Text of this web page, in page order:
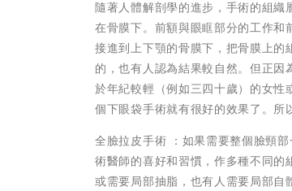
隨著人體解剖學的進步，手術的組
在骨膜下。前額與眼眶部分的工作
接進到上下顎的骨膜下，把骨膜上
的，也有人認為結果較自然。但正
於年紀較輕（例如三四十歲）的女
個下眼袋手術就有很好的效果了。所
全臉拉皮手術 ：如果需要整個臉頸
術醫師的喜好和習慣，作多種不同
或需要局部抽脂，也有人需要局部